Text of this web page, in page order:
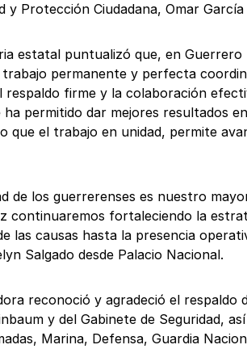
y Protección Ciudadana, Omar
estatal puntualizó que, en Guerrero
permanente y perfecta
respaldo firme y la colaboración
ha permitido dar mejores resultados
que el trabajo en unidad, permite
de los guerrerenses es nuestro
continuaremos fortaleciendo la
las causas hasta la presencia
Salgado desde Palacio Nacional.
reconoció y agradeció el respaldo
y del Gabinete de Seguridad,
Marina, Defensa, Guardia